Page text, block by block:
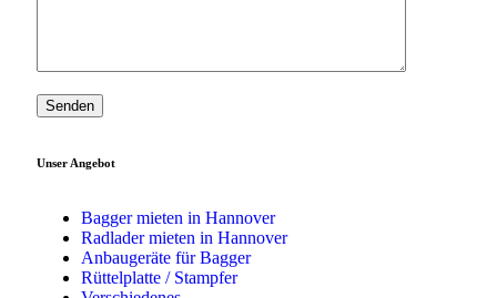
Unser Angebot
Bagger mieten in Hannover
Radlader mieten in Hannover
Anbaugeräte für Bagger
Rüttelplatte / Stampfer